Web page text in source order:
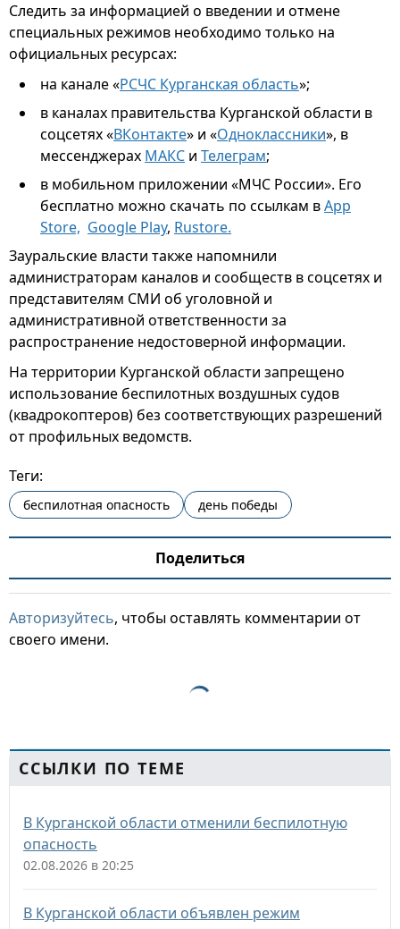
Следить за информацией о введении и отмене
специальных режимов необходимо только на
официальных ресурсах:
на канале «РСЧС Курганская область»;
в каналах правительства Курганской области в
соцсетях «ВКонтакте» и «Одноклассники», в
мессенджерах МАКС и Телеграм;
в мобильном приложении «МЧС России». Его
бесплатно можно скачать по ссылкам вApp
Store, Google Play, Rustore.
Зауральские власти также напомнили
администраторам каналов и сообществ в соцсетях и
представителям СМИ об уголовной и
административной ответственности за
распространение недостоверной информации.
На территории Курганской области запрещено
использование беспилотных воздушных судов
(квадрокоптеров) без соответствующих разрешений
от профильных ведомств.
Теги:
беспилотная опасность день победы
Поделиться
Авторизуйтесь, чтобы оставлять комментарии от
своего имени.
ССЫЛКИ ПО ТЕМЕ
В Курганской области отменили беспилотную
опасность
02.08.2026 в 20:25
В Курганской области объявлен режим